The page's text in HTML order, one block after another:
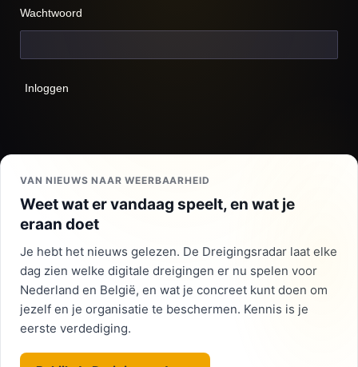
Wachtwoord
Inloggen
VAN NIEUWS NAAR WEERBAARHEID
Weet wat er vandaag speelt, en wat je
eraan doet
Je hebt het nieuws gelezen. De Dreigingsradar laat elke
dag zien welke digitale dreigingen er nu spelen voor
Nederland en België, en wat je concreet kunt doen om
jezelf en je organisatie te beschermen. Kennis is je
eerste verdediging.